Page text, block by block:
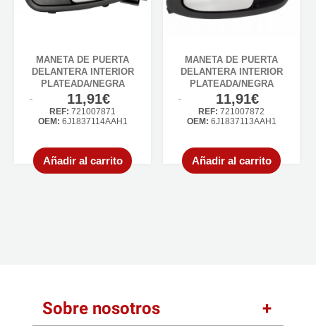
MANETA DE PUERTA
DELANTERA INTERIOR
PLATEADA/NEGRA
11,91€
REF: 721007871
OEM: 6J1837114AAH1
Añadir al carrito
MANETA DE PUERTA
DELANTERA INTERIOR
PLATEADA/NEGRA
11,91€
REF: 721007872
OEM: 6J1837113AAH1
Añadir al carrito
Sobre nosotros